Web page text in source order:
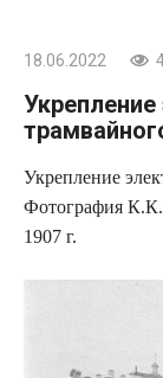
18.06.2022
Укрепление
Фотография
1907 г.